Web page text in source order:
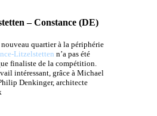
– Constance (DE)
quartier à la périphérie
Litzelstetten n’a pas été
finaliste de la compétition.
intéressant, grâce à Michael
Denkinger, architecte